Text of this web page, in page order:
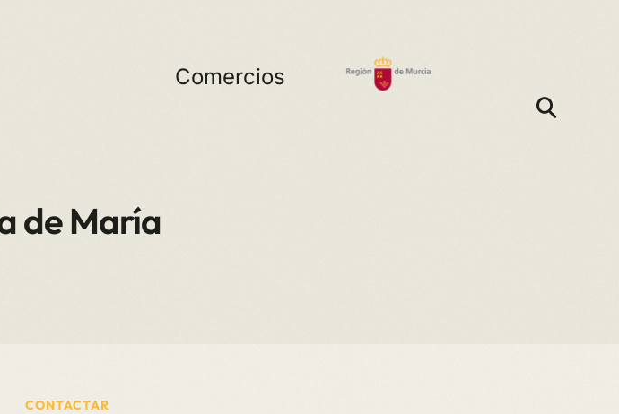
Comercios
de María
CONTACTAR